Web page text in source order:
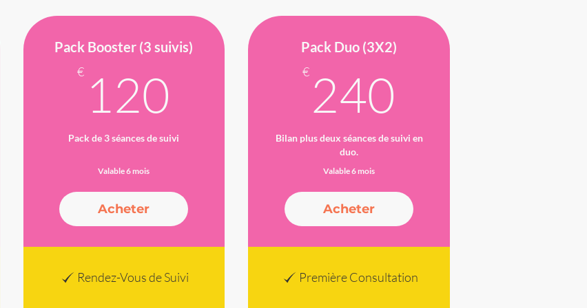
Pack Booster (3 suivis)
€ 120
Pack de 3 séances de suivi
Valable 6 mois
Acheter
Rendez-Vous de Suivi
Pack Duo (3X2)
€ 240
Bilan plus deux séances de suivi en
duo.
Valable 6 mois
Acheter
Première Consultation